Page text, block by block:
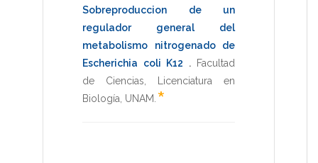
Sobreproduccion de un
regulador general del
metabolismo nitrogenado de
Escherichia coli K12 .
Facultad
de Ciencias
Licenciatura en
Biología UNAM *